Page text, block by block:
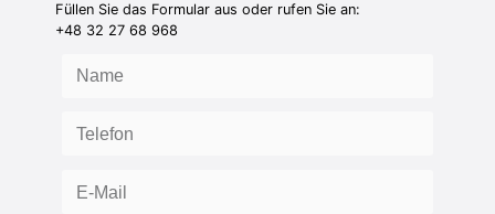
Füllen Sie das Formular aus oder rufen Sie an:
+48 32 27 68 968